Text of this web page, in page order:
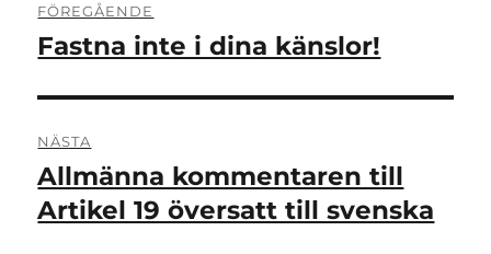
FÖREGÅENDE
Föregående
Fastna inte i dina känslor!
NÄSTA
Nästa
inlägg:
Allmänna kommentaren till
Artikel 19 översatt till svenska